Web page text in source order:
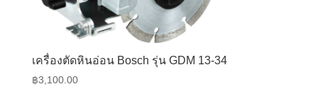
เครื่องตัดหินอ่อน Bosch รุ่น GDM 13-34
฿3,100.00